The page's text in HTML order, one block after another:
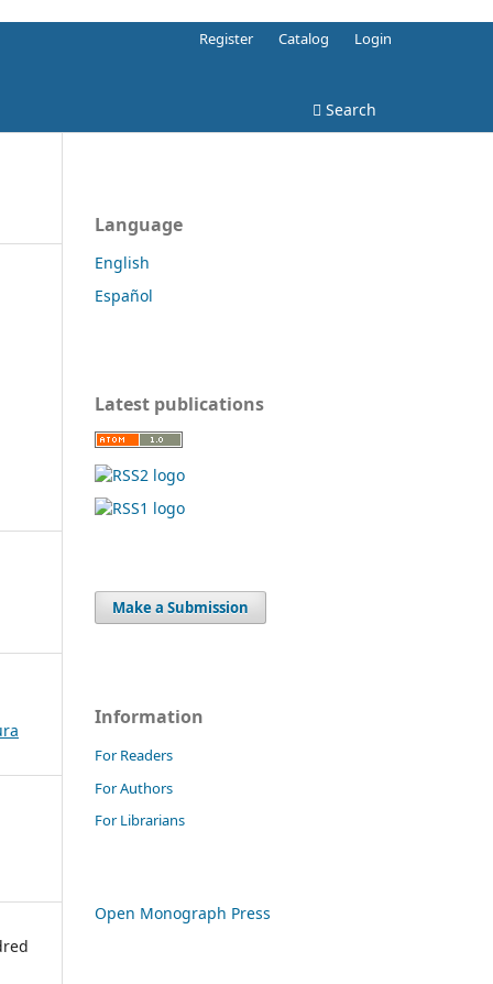
Search
Register Catalog Login
Language
English
Español
Latest publications
Make a Submission
Information
For Readers
For Authors
For Librarians
Open Monograph Press